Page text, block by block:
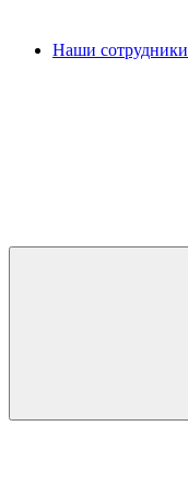
Наши сотрудники